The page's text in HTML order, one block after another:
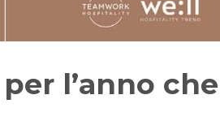
l’anno che